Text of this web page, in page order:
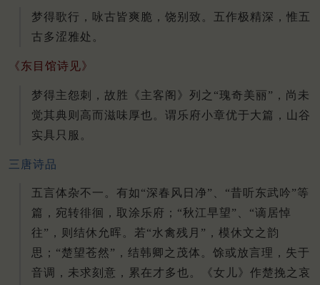
梦得歌行，咏古皆爽脆，饶别致。五作极精深，惟五
古多涩雅处。
《东目馆诗见》
梦得主怨刺，故胜《主客阁》列之“瑰奇美丽”，尚未
觉其典则高而滋味厚也。谓乐府小章优于大篇，山谷
实具只服。
三唐诗品
五言体杂不一。有如“深春风日净”、“昔听东武吟”等
篇，宛转徘徊，取涂乐府；“秋江早望”、“谪居悼
往”，则结休允晖。若“水禽残月”，模休文之韵
思；“楚望苍然”，结韩卿之茂体。馀或放言理，失于
音调，未求刻意，累在才多也。《女儿》作楚挽之哀